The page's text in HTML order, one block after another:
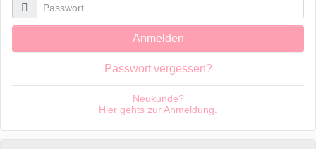
 Passwort
Anmelden
Passwort vergessen?
Neukunde?
Hier gehts zur Anmeldung.